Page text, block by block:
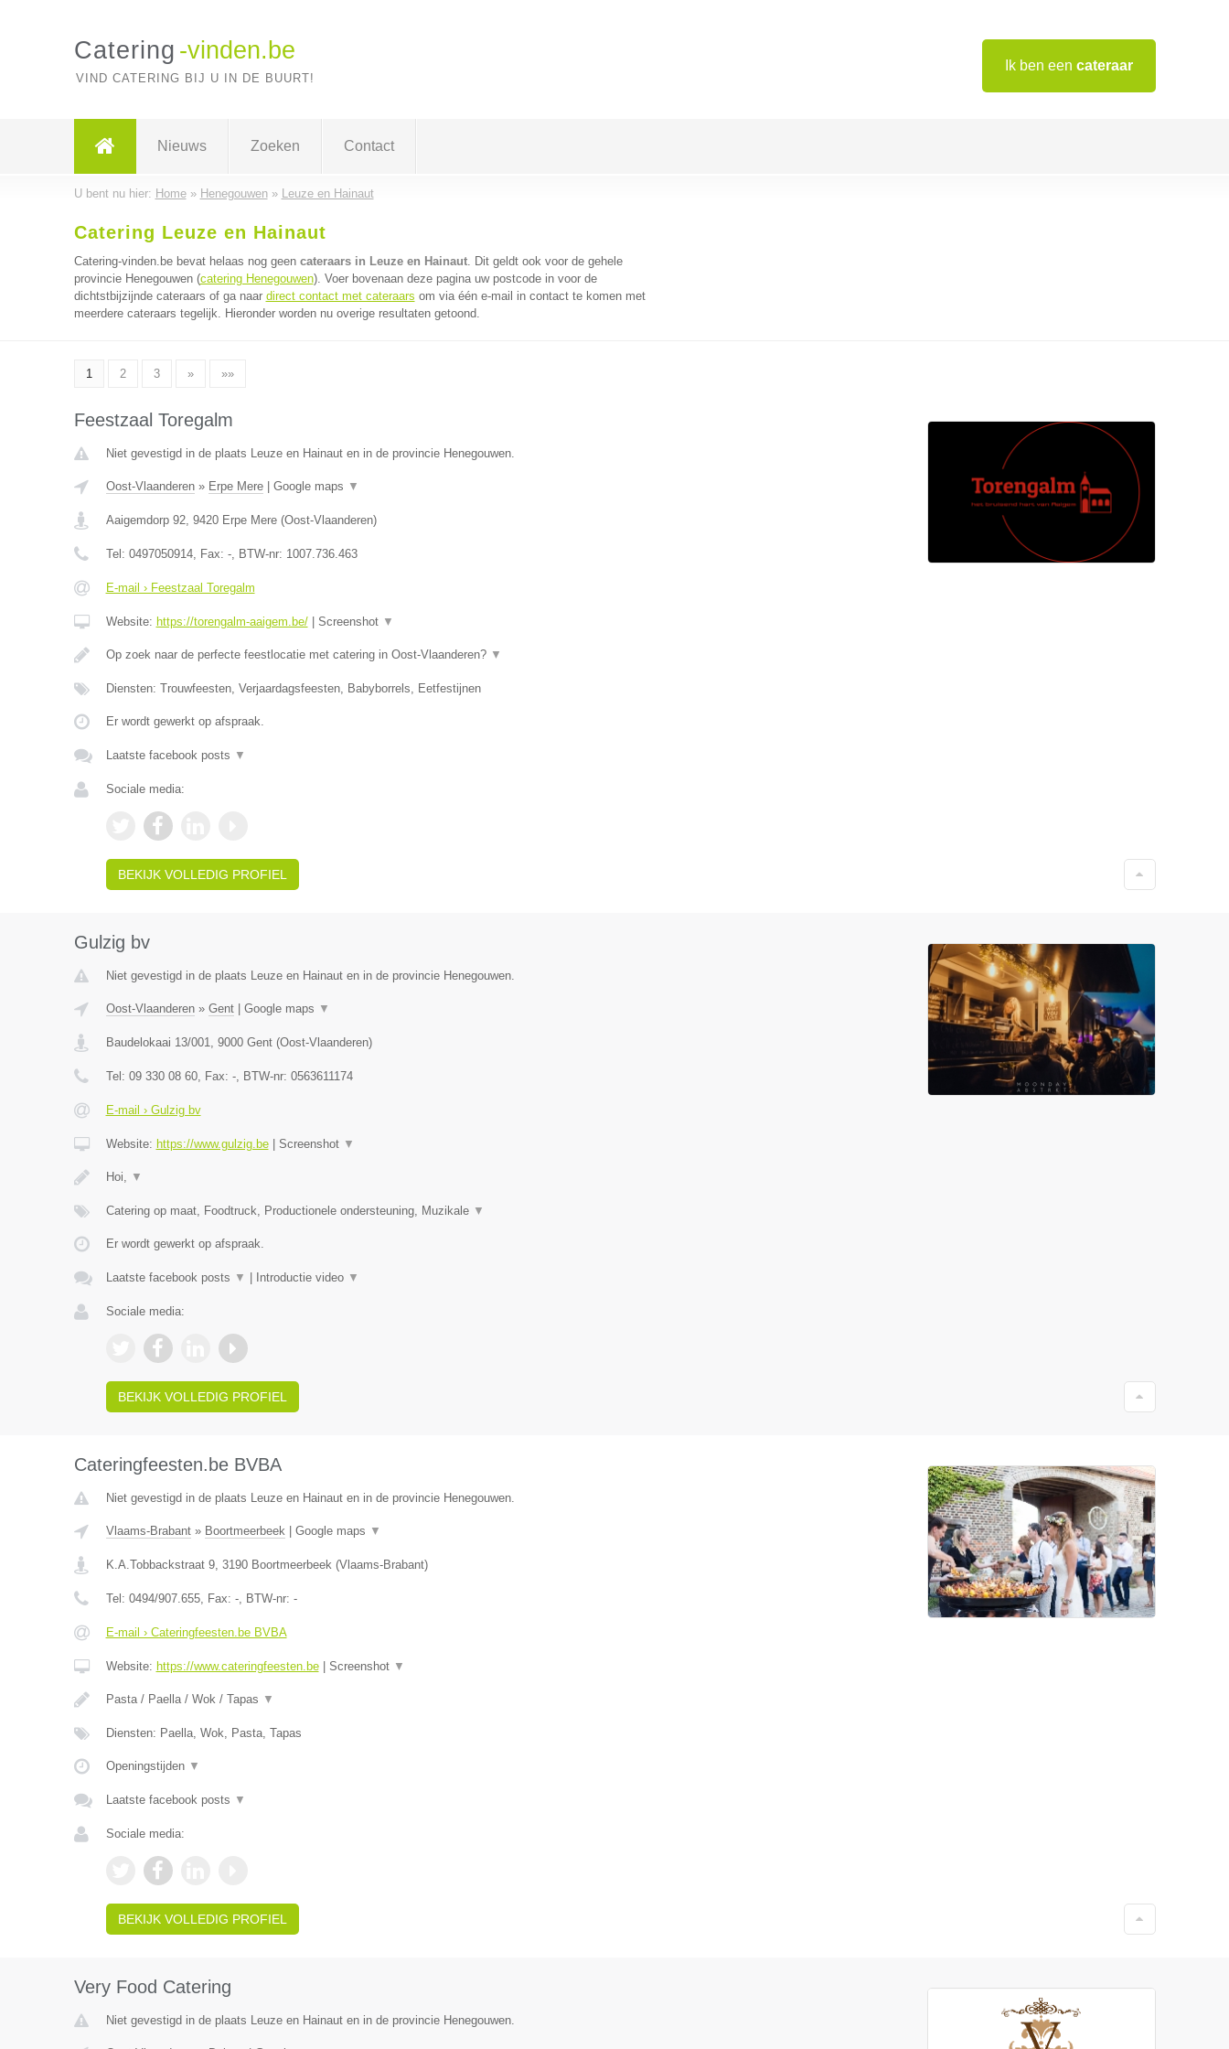
Ik ben een cateraar
Catering -vinden.be
VIND CATERING BIJ U IN DE BUURT!
Nieuws Zoeken Contact
U bent nu hier: Home» Henegouwen» Leuze en Hainaut
Catering Leuze en Hainaut
Catering-vinden.be bevat helaas nog geen cateraars in Leuze en Hainaut. Dit geldt ook voor de gehele
provincie Henegouwen (catering Henegouwen). Voer bovenaan deze pagina uw postcode in voor de
dichtstbijzijnde cateraars of ga naar direct contact met cateraars om via één e-mail in contact te komen met
meerdere cateraars tegelijk. Hieronder worden nu overige resultaten getoond.
1 2 3 » »»
Feestzaal Toregalm
Niet gevestigd in de plaats Leuze en Hainaut en in de provincie Henegouwen.
Oost-Vlaanderen» Erpe Mere| Google maps ▼
Aaigemdorp 92, 9420 Erpe Mere(Oost-Vlaanderen)
Tel: 0497050914, Fax: -, BTW-nr: 1007.736.463
E-mail › Feestzaal Toregalm
Website: https://torengalm-aaigem.be/| Screenshot ▼
Op zoek naar de perfecte feestlocatie met catering in Oost-Vlaanderen? ▼
Diensten: Trouwfeesten, Verjaardagsfeesten, Babyborrels, Eetfestijnen
Er wordt gewerkt op afspraak.
Laatste facebook posts ▼
Sociale media:
BEKIJK VOLLEDIG PROFIEL
Gulzig bv
Niet gevestigd in de plaats Leuze en Hainaut en in de provincie Henegouwen.
Oost-Vlaanderen» Gent| Google maps ▼
Baudelokaai 13/001, 9000 Gent(Oost-Vlaanderen)
Tel: 09 330 08 60, Fax: -, BTW-nr: 0563611174
E-mail › Gulzig bv
Website: https://www.gulzig.be| Screenshot ▼
Hoi, ▼
Catering op maat, Foodtruck, Productionele ondersteuning, Muzikale ▼
Er wordt gewerkt op afspraak.
Laatste facebook posts ▼ Introductie video ▼
Sociale media:
BEKIJK VOLLEDIG PROFIEL
Cateringfeesten.be BVBA
Niet gevestigd in de plaats Leuze en Hainaut en in de provincie Henegouwen.
Vlaams-Brabant» Boortmeerbeek| Google maps ▼
K.A.Tobbackstraat 9, 3190 Boortmeerbeek(Vlaams-Brabant)
Tel: 0494/907.655, Fax: -, BTW-nr: -
E-mail › Cateringfeesten.be BVBA
Website: https://www.cateringfeesten.be| Screenshot ▼
Pasta / Paella / Wok / Tapas ▼
Diensten: Paella, Wok, Pasta, Tapas
Openingstijden ▼
Laatste facebook posts ▼
Sociale media:
BEKIJK VOLLEDIG PROFIEL
Very Food Catering
Niet gevestigd in de plaats Leuze en Hainaut en in de provincie Henegouwen.